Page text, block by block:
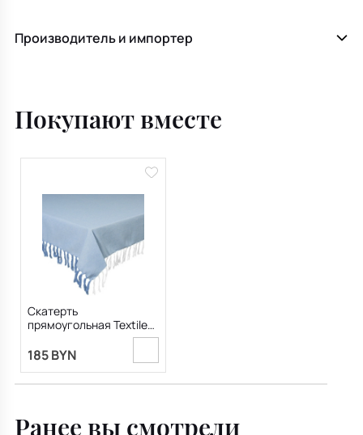
Производитель и импортер
Покупают вместе
Скатерть
прямоугольная Textile
Chambray Blue 150х350
см
185 BYN
Ранее вы смотрели